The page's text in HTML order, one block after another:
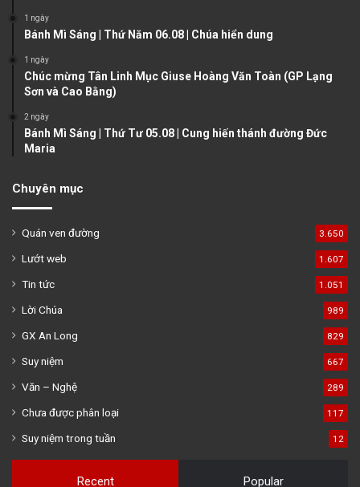
e
1 ngày
Bánh Mì Sáng | Thứ Năm 06.08 | Chúa hiển dung
1 ngày
Chúc mừng Tân Linh Mục Giuse Hoàng Văn Toàn (GP Lạng
Sơn và Cao Bằng)
2 ngày
Bánh Mì Sáng | Thứ Tư 05.08 | Cung hiến thánh đường Đức
Maria
Chuyên mục
Quán ven đường 3.650
Lướt web 1.607
Tin tức 1.051
Lời Chúa 989
GX An Long 829
Suy niệm 667
Văn – Nghệ 289
Chưa được phân loại 117
Suy niệm trong tuần 12
Recent Popular